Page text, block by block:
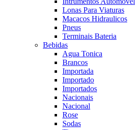
Lonas Para Viaturas
Macacos Hidraulicos
Pneus
Terminais Bateria
Bebidas
Agua Tonica
Brancos
Importada
Importado
Importados
Nacionais
Nacional
Rose
Sodas